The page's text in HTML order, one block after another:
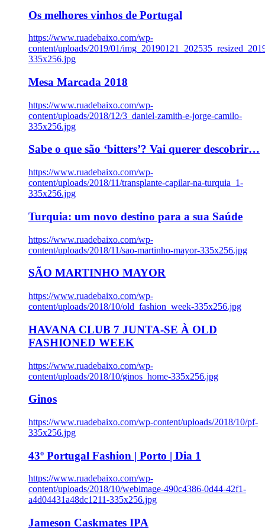
Os melhores vinhos de Portugal
https://www.ruadebaixo.com/wp-
content/uploads/2019/01/
335x256.jpg
Mesa Marcada 2018
https://www.ruadebaixo.com/wp-
content/uploads/2018/12/3_daniel-zamith-e-jorge-camilo-
335x256.jpg
Sabe o que são ‘bitters’? Vai querer descobrir…
https://www.ruadebaixo.com/wp-
content/uploads/2018/11/transplante-capilar-na-turquia_1-
335x256.jpg
Turquia: um novo destino para a sua Saúde
https://www.ruadebaixo.com/wp-
content/uploads/2018/11/sao-martinho-mayor-335x256.jpg
SÃO MARTINHO MAYOR
https://www.ruadebaixo.com/wp-
content/uploads/2018/10/old_fashion_week-335x256.jpg
HAVANA CLUB 7 JUNTA-SE À OLD
FASHIONED WEEK
https://www.ruadebaixo.com/wp-
content/uploads/2018/10/ginos_home-335x256.jpg
Ginos
https://www.ruadebaixo.com/wp-content/uploads/2018/10/pf-
335x256.jpg
43º Portugal Fashion | Porto | Dia 1
https://www.ruadebaixo.com/wp-
content/uploads/2018/10/webimage-490c4386-0d44-42f1-
a4d04431a48dc1211-335x256.jpg
Jameson Caskmates IPA